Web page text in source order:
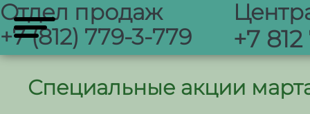
Отдел продаж
+7 (812) 779-3-779
+7
Специальные акции